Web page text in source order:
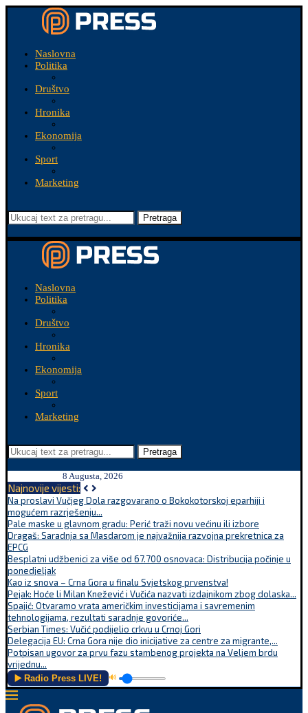
Naslovna
Politika
Društvo
Hronika
Ekonomija
Sport
Marketing
Pretraga
Naslovna
Politika
Društvo
Hronika
Ekonomija
Sport
Marketing
Pretraga
8 Augusta, 2026
Najnovije vijesti:
Na proslavi Vučjeg Dola razgovarano o Bokokotorskoj eparhiji i
mogućem razrješenju...
Pale maske u glavnom gradu: Perić traži novu većinu ili izbore
Dragaš: Saradnja sa Masdarom je najvažnija razvojna prekretnica za
EPCG
Besplatni udžbenici za više od 67.700 osnovaca: Distribucija počinje u
ponedjeljak
Kao iz snova – Crna Gora u finalu Svjetskog prvenstva!
Pejak: Hoće li Milan Knežević i Vučića nazvati izdajnikom zbog dolaska...
Spajić: Otvaramo vrata američkim investicijama i savremenim
tehnologijama, rezultati saradnje govoriće...
Serbian Times: Vučić podijelio crkvu u Crnoj Gori
Delegacija EU: Crna Gora nije dio inicijative za centre za migrante,...
Potpisan ugovor za prvu fazu stambenog projekta na Veljem brdu
vrijednu...
▶️ Radio Press LIVE! 🔊